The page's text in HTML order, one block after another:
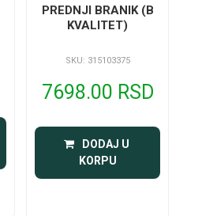
PREDNJI BRANIK (B
KVALITET)
SKU: 315103375
7698.00 RSD
DODAJ U
KORPU